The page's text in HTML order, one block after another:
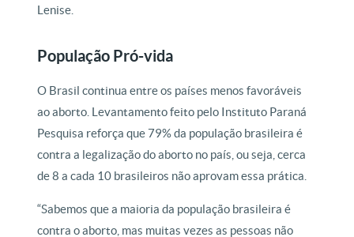
Lenise.
População Pró-vida
O Brasil continua entre os países menos favoráveis
ao aborto. Levantamento feito pelo Instituto Paraná
Pesquisa reforça que 79% da população brasileira é
contra a legalização do aborto no país, ou seja, cerca
de 8 a cada 10 brasileiros não aprovam essa prática.
“Sabemos que a maioria da população brasileira é
contra o aborto, mas muitas vezes as pessoas não